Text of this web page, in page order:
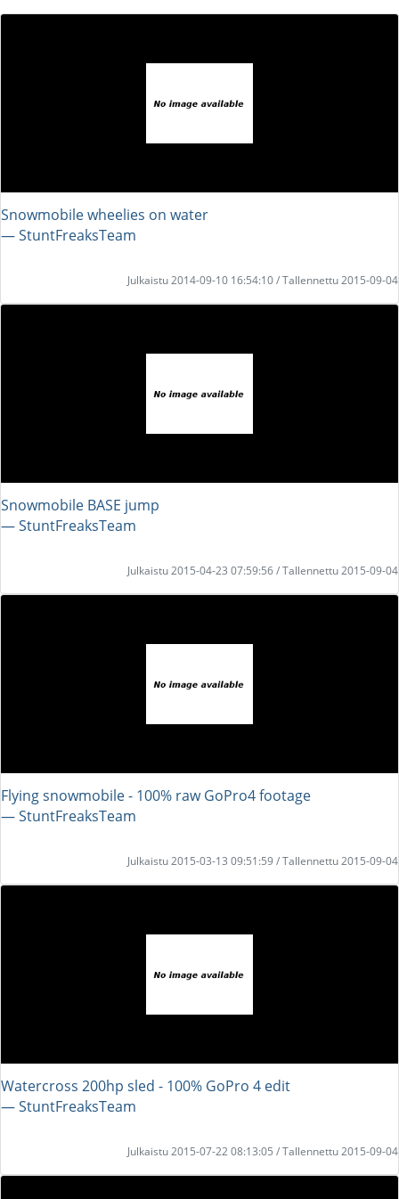
Snowmobile wheelies on water
― StuntFreaksTeam
Julkaistu 2014-09-10 16:54:10 / Tallennettu 2015-09-04
Snowmobile BASE jump
― StuntFreaksTeam
Julkaistu 2015-04-23 07:59:56 / Tallennettu 2015-09-04
Flying snowmobile - 100% raw GoPro4 footage
― StuntFreaksTeam
Julkaistu 2015-03-13 09:51:59 / Tallennettu 2015-09-04
Watercross 200hp sled - 100% GoPro 4 edit
― StuntFreaksTeam
Julkaistu 2015-07-22 08:13:05 / Tallennettu 2015-09-04